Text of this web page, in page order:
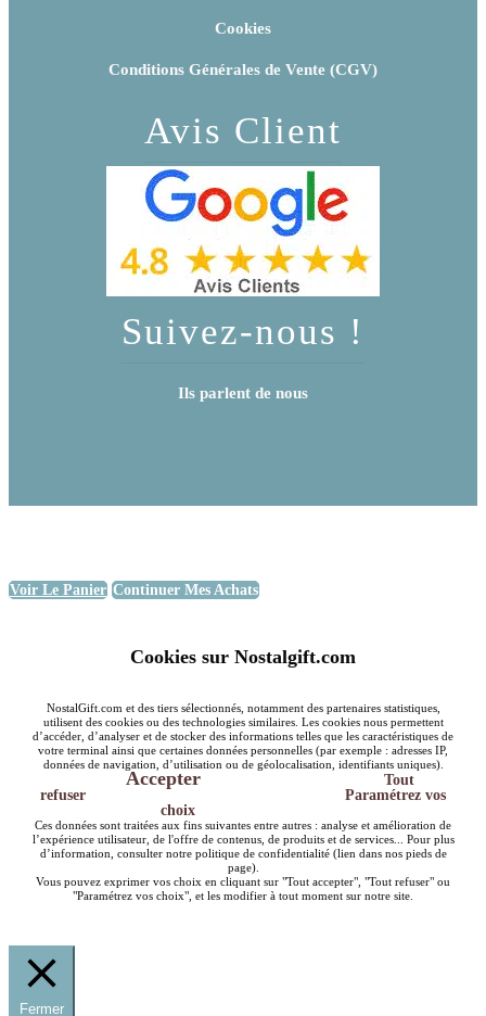
Cookies
Conditions Générales de Vente (CGV)
Avis Client
Suivez-nous !
Ils parlent de nous
Voir Le Panier Continuer Mes Achats
Cookies sur Nostalgift.com
NostalGift.com et des tiers sélectionnés, notamment des partenaires statistiques,
utilisent des cookies ou des technologies similaires. Les cookies nous permettent
d’accéder, d’analyser et de stocker des informations telles que les caractéristiques de
votre terminal ainsi que certaines données personnelles (par exemple : adresses IP,
données de navigation, d’utilisation ou de géolocalisation, identifiants uniques).
Accepter
Tout
refuser
Paramétrez vos
choix
Ces données sont traitées aux fins suivantes entre autres : analyse et amélioration de
l’expérience utilisateur, de l'offre de contenus, de produits et de services... Pour plus
d’information, consulter notre politique de confidentialité (lien dans nos pieds de
page).
Vous pouvez exprimer vos choix en cliquant sur "Tout accepter", "Tout refuser" ou
"Paramétrez vos choix", et les modifier à tout moment sur notre site.
Fermer